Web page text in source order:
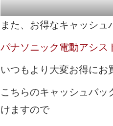
また、お得なキャッシ
パナソニック電動アシス
いつもより大変お得にお
こちらのキャッシュバ
けますので